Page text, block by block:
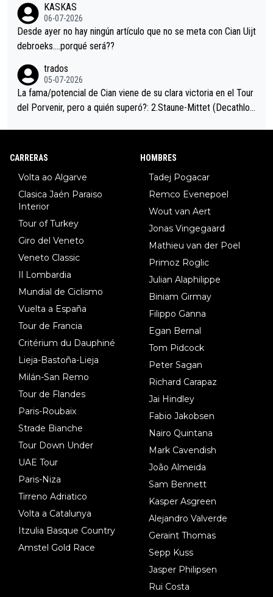
eta, a ver si por querer poner a Del Toro con calzador en posi
ción de podio UAE y Pojacar se van complicar el tour.
KASKAS
06-07-2026
Desde ayer no hay ningún artículo que no se meta con Cian Uijt
debroeks….porqué será??
trados
05-07-2026
La fama/potencial de Cian viene de su clara victoria en el Tour
del Porvenir, pero a quién superó?: 2.Staune-Mittet (Decathlon,
CARRERAS
Volta ao Algarve
Clasica Jaén Paraiso
Interior
Tour of Turkey
Giro del Veneto
Veneto Classic
Il Lombardia
Mundial de Ciclismo
Vuelta a España
Tour de Francia
Critérium du Dauphiné
Lieja-Bastoña-Lieja
Milán-San Remo
Tour de Flandes
Paris-Roubaix
Strade Bianche
Tour Down Under
UAE Tour
Paris-Niza
Tirreno Adriatico
Volta a Catalunya
Itzulia Basque Country
Amstel Gold Race
HOMBRES
Tadej Pogacar
Remco Evenepoel
Wout van Aert
Jonas Vingegaard
Mathieu van der Poel
Primoz Roglic
Julian Alaphilippe
Biniam Girmay
Filippo Ganna
Egan Bernal
Tom Pidcock
Peter Sagan
Richard Carapaz
Jai Hindley
Fabio Jakobsen
Nairo Quintana
Mark Cavendish
João Almeida
Sam Bennett
Kasper Asgreen
Alejandro Valverde
Geraint Thomas
Sepp Kuss
Jasper Philipsen
Rui Costa